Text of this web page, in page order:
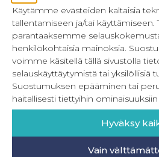
Käytämme evästeiden kaltaisia
tallentamiseen ja/tai käyttämiseen.
parantaaksemme
henkilökohtaisia mainoksia.
voimme käsitellä tällä sivustolla
selauskäyttäytymistä tai yksilöllisiä
Suostumuksen epääminen tai
haitallisesti tiettyihin
Hyväksy
Vain
Bokserikuminauhan ompelu
Metrivetoketjun käyttö
Metrivetoketjun lukon pujottaminen
Onnistu joustavien vaatteiden
Laakasauman ompelu saumurilla
Jujunan ompelubingo heinä-